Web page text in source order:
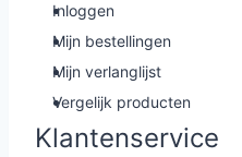
Inloggen
Mijn bestellingen
Mijn verlanglijst
Vergelijk producten
Klantenservice